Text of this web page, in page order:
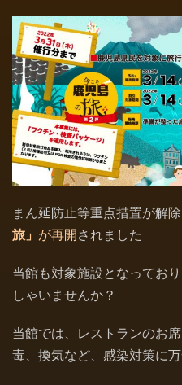
まん延防止等重点措置が解除
旅」 が再開 されました
当館も対象施設となってお
しゃいませんか？
当館では、レストランのお
毒、換気など、感染対策に